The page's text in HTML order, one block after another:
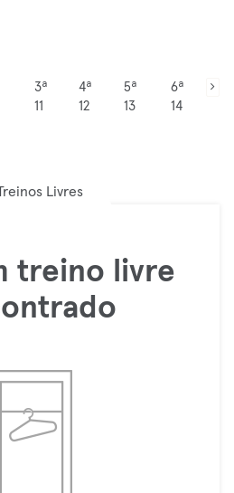
3ª
11
4ª
12
5ª
13
6ª
14
Livres
treino livre